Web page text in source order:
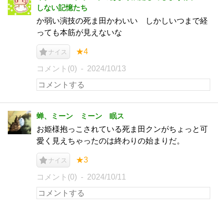
しない記憶たち
か弱い演技の死ま田かわいい しかしいつまで経
っても本筋が見えないな
ナイス ★4
コメント(0) 2024/10/13
蝉、ミーン ミーン 眠ス
お姫様抱っこされている死ま田クンがちょっと可
愛く見えちゃったのは終わりの始まりだ。
ナイス ★3
コメント(0) 2024/10/11